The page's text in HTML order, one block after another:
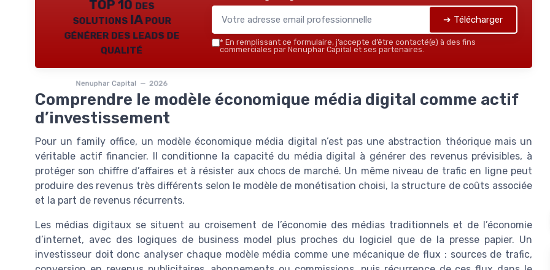
TOP 10 des
solutions IA pour
générer des leads de
qualité
Nenuphar Capital — 2026
➔ Télécharger
* En remplissant ce formulaire, j’accepte d’être contacté(e) à des fins
commerciales par Nenuphar Capital et ses partenaires.
Comprendre le modèle économique média digital comme actif
d’investissement
Pour un family office, un modèle économique média digital n’est pas une abstraction théorique mais un
véritable actif financier. Il conditionne la capacité du média digital à générer des revenus prévisibles, à
protéger son chiffre d’affaires et à résister aux chocs de marché. Un même niveau de trafic en ligne peut
produire des revenus très différents selon le modèle de monétisation choisi, la structure de coûts associée
et la part de revenus récurrents.
Les médias digitaux se situent au croisement de l’économie des médias traditionnels et de l’économie
d’internet, avec des logiques de business model plus proches du logiciel que de la presse papier. Un
investisseur doit donc analyser chaque modèle média comme une mécanique de flux : sources de trafic,